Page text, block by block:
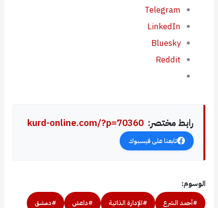
Telegram
LinkedIn
Bluesky
Reddit
رابط مختصر: kurd-online.com/?p=70360
تابعنا على فيسبوك
الوسوم:
#أحمد الشرع #الإدارة الذاتية #داعش #دمشق